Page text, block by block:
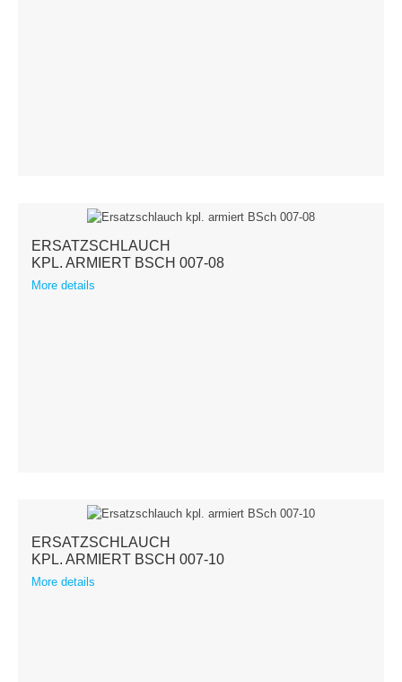
ERSATZSCHLAUCH
KPL. ARMIERT BSCH 007-08
More details
ERSATZSCHLAUCH
KPL. ARMIERT BSCH 007-10
More details